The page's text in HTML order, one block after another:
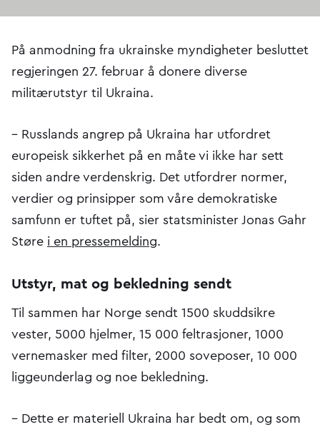
På anmodning fra ukrainske myndigheter besluttet
regjeringen 27. februar å donere diverse
militærutstyr til Ukraina.
– Russlands angrep på Ukraina har utfordret
europeisk sikkerhet på en måte vi ikke har sett
siden andre verdenskrig. Det utfordrer normer,
verdier og prinsipper som våre demokratiske
samfunn er tuftet på, sier statsminister Jonas Gahr
Støre i en pressemelding.
Utstyr, mat og bekledning sendt
Til sammen har Norge sendt 1500 skuddsikre
vester, 5000 hjelmer, 15 000 feltrasjoner, 1000
vernemasker med filter, 2000 soveposer, 10 000
liggeunderlag og noe bekledning.
– Dette er materiell Ukraina har bedt om, og som